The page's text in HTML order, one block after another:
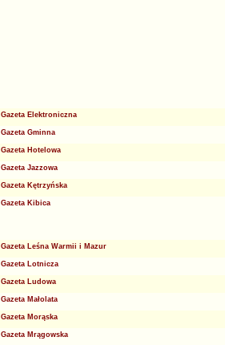
Gazeta Elektroniczna
Gazeta Gminna
Gazeta Hotelowa
Gazeta Jazzowa
Gazeta Kętrzyńska
Gazeta Kibica
Gazeta Leśna Warmii i Mazur
Gazeta Lotnicza
Gazeta Ludowa
Gazeta Małolata
Gazeta Morąska
Gazeta Mrągowska